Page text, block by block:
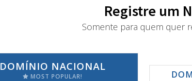
Registre um
Somente para quem quer
DOMÍNIO NACIONAL
MOST POPULAR!